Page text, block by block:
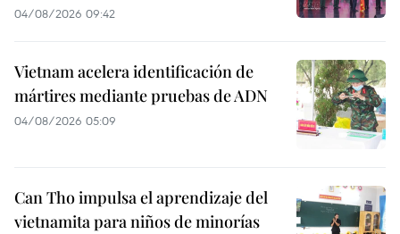
04/08/2026 09:42
Vietnam acelera identificación de
mártires mediante pruebas de ADN
04/08/2026 05:09
Can Tho impulsa el aprendizaje del
vietnamita para niños de minorías